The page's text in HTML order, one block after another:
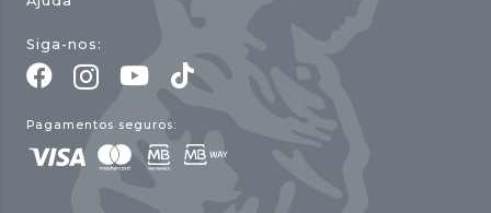
Siga-nos:
Pagamentos seguros: